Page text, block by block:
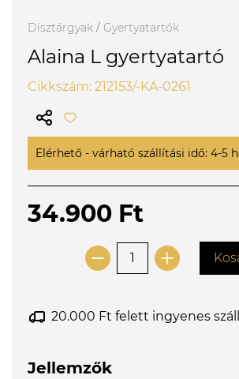
Dísztárgyak / Gyertyatartók
Alaina L gyertyatartó
Cikkszám: 212153/-KA-0261
Elérhető - várható szállítási idő: 4-5
34.900 Ft
20.000 Ft felett ingyenes
Jellemzők